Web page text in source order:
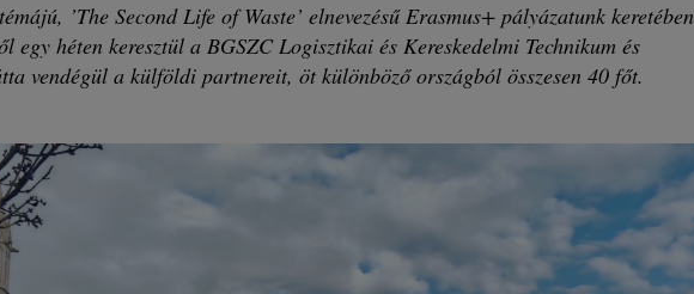
’The Second Life of Waste’ elnevezésű Erasmus+ pályázatunk keretében
egy héten keresztül a BGSZC Logisztikai és Kereskedelmi Technikum és
vendégül a külföldi partnereit, öt különböző országból összesen 40 főt.